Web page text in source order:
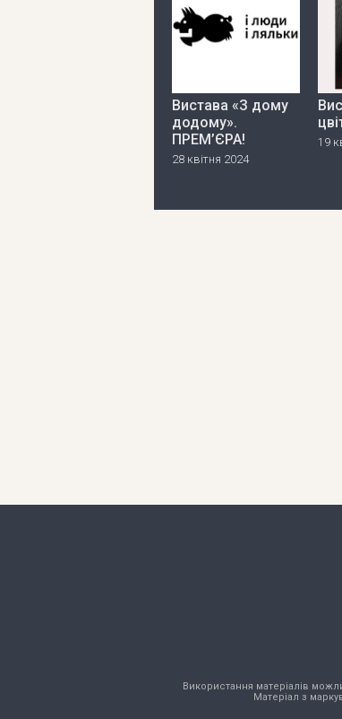
Вистава «З дому
додому».
ПРЕМ’ЄРА!
28 квітня 2024
19
Використання матеріалів
Матеріал з